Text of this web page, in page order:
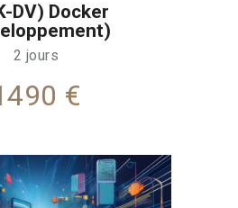
DV) Docker
2 jours
€